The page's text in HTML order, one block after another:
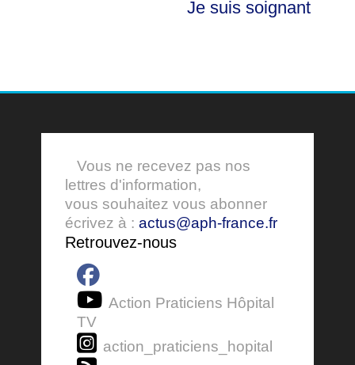
Je suis soignant
Vous ne recevez pas nos
lettres d'information,
vous souhaitez vous abonner
écrivez à : actus@aph-france.fr
Retrouvez-nous
Action Praticiens Hôpital
TV
action_praticiens_hopital